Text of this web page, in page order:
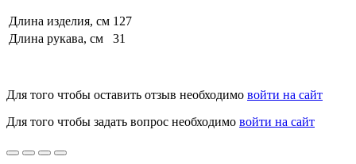
Длина изделия, см 127
Длина рукава, см
31
Для того чтобы оставить отзыв необходимо войти на сайт
Для того чтобы задать вопрос необходимо войти на сайт